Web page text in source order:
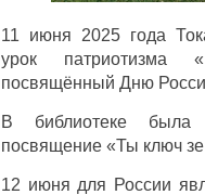
11 июня 2025 года
урок патриотизма
посвящённый Дню
В библиотеке была
посвящение «Ты ключ
12 июня для России